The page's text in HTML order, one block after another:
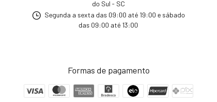
do Sul - SC
Segunda a sexta das 09:00 até 19:00 e sábado
das 09:00 até 13:00
Formas de pagamento